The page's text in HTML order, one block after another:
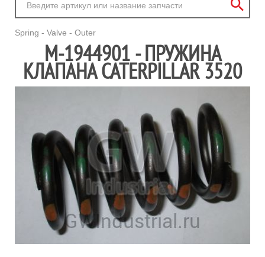
Spring - Valve - Outer
M-1944901 - ПРУЖИНА
КЛАПАНА CATERPILLAR 3520